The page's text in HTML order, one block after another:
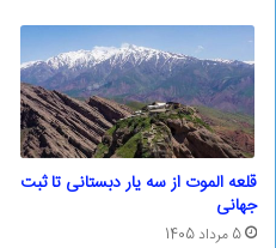
قلعه الموت از سه یار دبستانی تا ثبت
جهانی
5 مرداد 1405